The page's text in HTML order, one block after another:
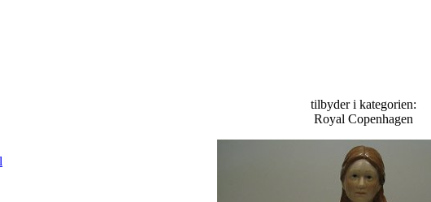
tilbyder i kategorien:
Royal Copenhagen